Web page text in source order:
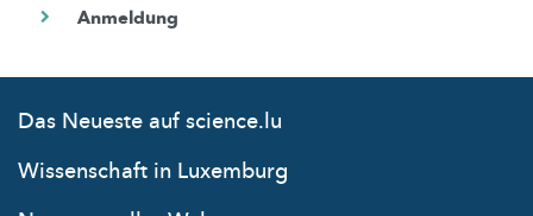
Das Neueste auf science.lu
Wissenschaft in Luxemburg